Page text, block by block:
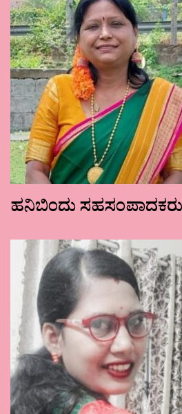
ಹನಿಬಿಂದು ಸಹಸಂಪಾದಕರು